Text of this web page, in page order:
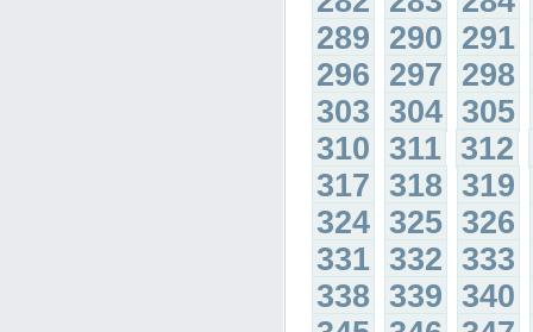
289 290 291
296 297 298
303 304 305
310 311 312
317 318 319
324 325 326
331 332 333
338 339 340